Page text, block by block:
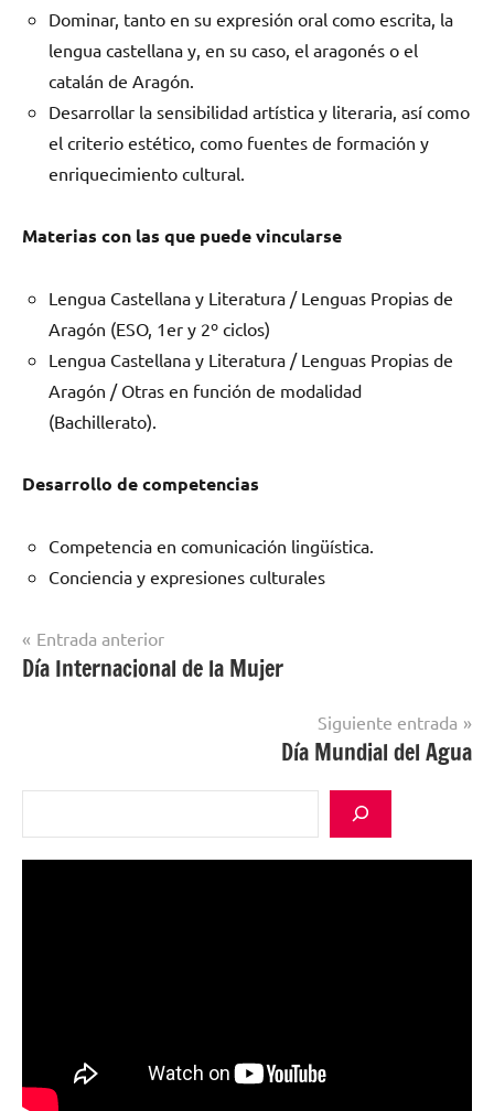
Dominar, tanto en su expresión oral como escrita, la
lengua castellana y, en su caso, el aragonés o el
catalán de Aragón.
Desarrollar la sensibilidad artística y literaria, así como
el criterio estético, como fuentes de formación y
enriquecimiento cultural.
Materias con las que puede vincularse
Lengua Castellana y Literatura / Lenguas Propias de
Aragón (ESO, 1er y 2º ciclos)
Lengua Castellana y Literatura / Lenguas Propias de
Aragón / Otras en función de modalidad
(Bachillerato).
Desarrollo de competencias
Competencia en comunicación lingüística.
Conciencia y expresiones culturales
Sin
Navegación
de
Entrada anterior
Día Internacional de la Mujer
Siguiente entrada
Día Mundial del Agua